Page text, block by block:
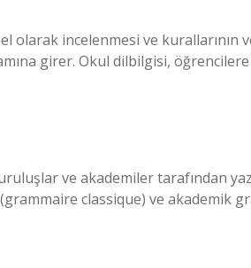
olarak incelenmesi ve kurallarının
girer. Okul dilbilgisi,
ve akademiler tarafından
classique) ve akademik